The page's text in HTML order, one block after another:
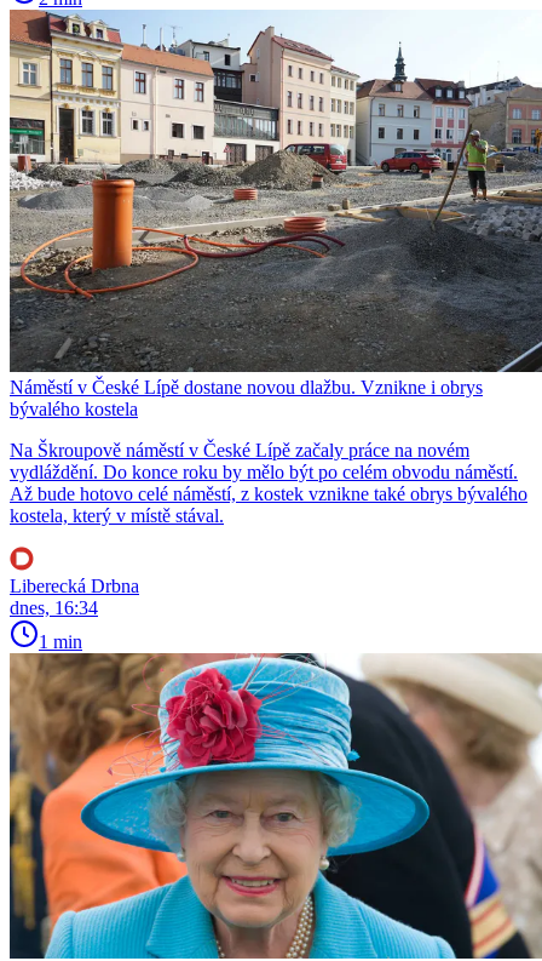
Náměstí v České Lípě dostane novou dlažbu. Vznikne i obrys
bývalého kostela
Na Škroupově náměstí v České Lípě začaly práce na novém
vydláždění. Do konce roku by mělo být po celém obvodu náměstí.
Až bude hotovo celé náměstí, z kostek vznikne také obrys bývalého
kostela, který v místě stával.
Liberecká Drbna
dnes, 16:34
1 min